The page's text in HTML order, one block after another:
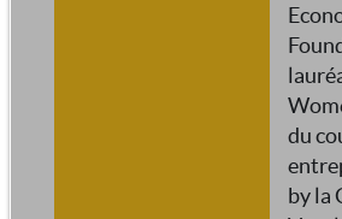
du
by la